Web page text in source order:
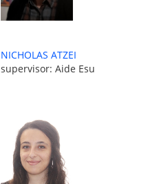
NICHOLAS ATZEI
supervisor: Aide Esu